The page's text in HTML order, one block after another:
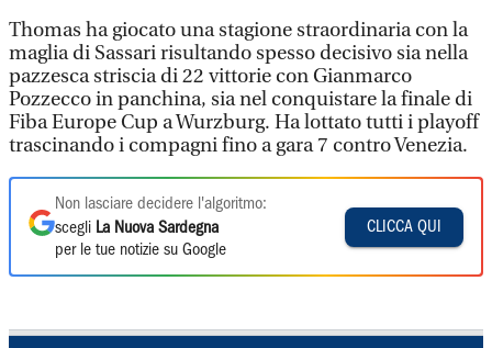
Thomas ha giocato una stagione straordinaria con la
maglia di Sassari risultando spesso decisivo sia nella
pazzesca striscia di 22 vittorie con Gianmarco
Pozzecco in panchina, sia nel conquistare la finale di
Fiba Europe Cup a Wurzburg. Ha lottato tutti i playoff
trascinando i compagni fino a gara 7 contro Venezia.
Non lasciare decidere l'algoritmo:
scegli La Nuova Sardegna
per le tue notizie su Google
CLICCA QUI